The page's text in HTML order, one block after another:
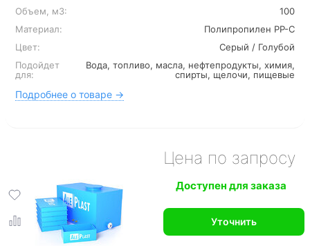
Объем, м3:
100
Материал:
Полипропилен PP-C
Цвет:
Серый / Голубой
Подойдет
для:
Вода, топливо, масла, нефтепродукты, химия,
спирты, щелочи, пищевые
Подробнее о товаре →
Цена по запросу
Доступен для заказа
Уточнить